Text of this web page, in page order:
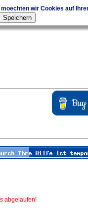
wir Cookies auf
abgelaufen!